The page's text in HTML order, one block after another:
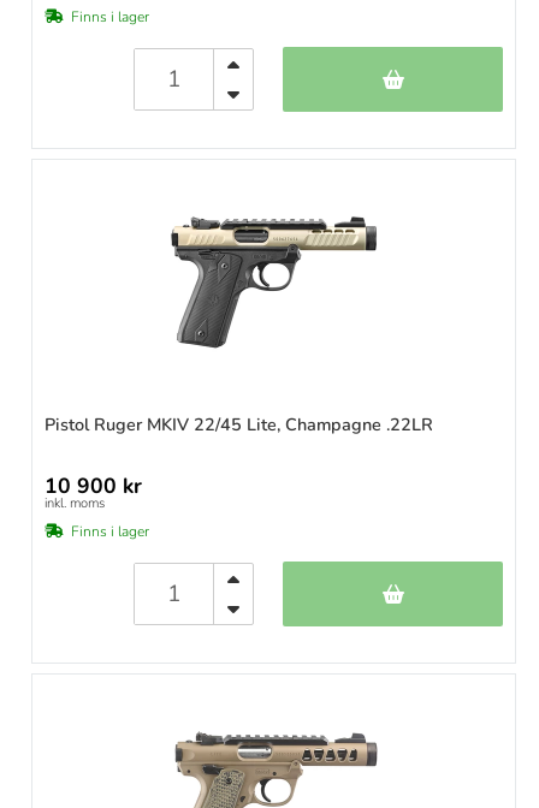
Finns i lager
Pistol Ruger MKIV 22/45 Lite, Champagne .22LR
10 900 kr
inkl. moms
Finns i lager